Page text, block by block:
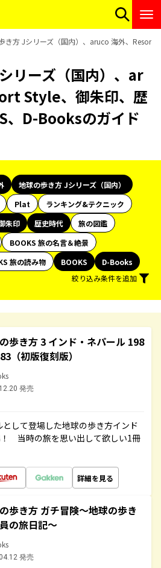
き方 Jシリーズ（国内）、aruco 海外、Resort
リーズ（国内）、ar
Style、御朱印、歴
、D-Booksのガイド
地球の歩き方 Jシリーズ（国内）
Plat
ランキング&テクニック
朱印 歴史時代
旅の図鑑
BOOKS 旅の名言＆絶景
旅の読み物 BOOKS
D-Books
絞り込み条件を追加
歩き方 3 インド・ネパール 198
（初版復刻版）
発売
して登場した地球の歩き方インド
当時の旅を思い出して欲しい1冊
詳細を見る
歩き方 ガチ冒険～地球の歩き
の旅日記～
発売